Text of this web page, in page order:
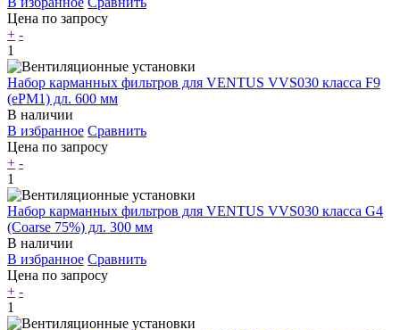
Цена по запросу
+ -
1
Набор карманных фильтров для VENTUS VVS030 класса F9
(ePM1) дл. 600 мм
В наличии
В избранное Сравнить
Цена по запросу
+ -
1
Набор карманных фильтров для VENTUS VVS030 класса G4
(Coarse 75%) дл. 300 мм
В наличии
В избранное Сравнить
Цена по запросу
+ -
1